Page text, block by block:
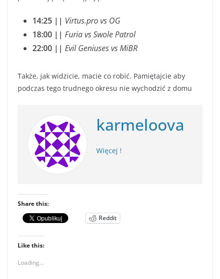
14:25 || Virtus.pro vs OG
18:00 || Furia vs Swole Patrol
22:00 || Evil Geniuses vs MiBR
Także, jak widzicie, macie co robić. Pamiętajcie aby
podczas tego trudnego okresu nie wychodzić z domu
karmeloova
Więcej !
Share this:
Reddit
Like this:
Loading...